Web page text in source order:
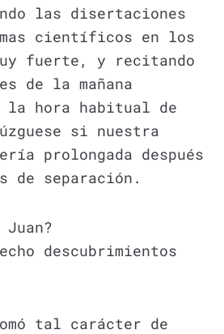
las disertaciones
científicos en los
fuerte, y recitando
de la mañana
la hora habitual de
si nuestra
prolongada después
de separación.
descubrimientos
tal carácter de